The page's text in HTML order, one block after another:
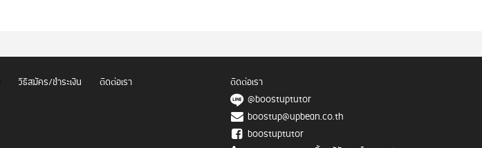
วิธีสมัคร/ชำระเงิน
ติดต่อเรา
ติดต่อเรา
@boostuptutor
boostup@upbean.co.th
boostuptutor